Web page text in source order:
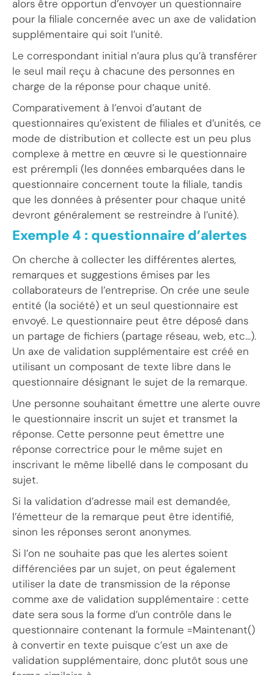
alors être opportun d’envoyer un questionnaire
pour la filiale concernée avec un axe de validation
supplémentaire qui soit l’unité.
Le correspondant initial n’aura plus qu’à transférer
le seul mail reçu à chacune des personnes en
charge de la réponse pour chaque unité.
Comparativement à l’envoi d’autant de
questionnaires qu’existent de filiales et d’unités, ce
mode de distribution et collecte est un peu plus
complexe à mettre en œuvre si le questionnaire
est prérempli (les données embarquées dans le
questionnaire concernent toute la filiale, tandis
que les données à présenter pour chaque unité
devront généralement se restreindre à l’unité).
Exemple 4 : questionnaire d’alertes
On cherche à collecter les différentes alertes,
remarques et suggestions émises par les
collaborateurs de l’entreprise. On crée une seule
entité (la société) et un seul questionnaire est
envoyé. Le questionnaire peut être déposé dans
un partage de fichiers (partage réseau, web, etc…).
Un axe de validation supplémentaire est créé en
utilisant un composant de texte libre dans le
questionnaire désignant le sujet de la remarque.
Une personne souhaitant émettre une alerte ouvre
le questionnaire inscrit un sujet et transmet la
réponse. Cette personne peut émettre une
réponse correctrice pour le même sujet en
inscrivant le même libellé dans le composant du
sujet.
Si la validation d’adresse mail est demandée,
l’émetteur de la remarque peut être identifié,
sinon les réponses seront anonymes.
Si l’on ne souhaite pas que les alertes soient
différenciées par un sujet, on peut également
utiliser la date de transmission de la réponse
comme axe de validation supplémentaire : cette
date sera sous la forme d’un contrôle dans le
questionnaire contenant la formule =Maintenant()
à convertir en texte puisque c’est un axe de
validation supplémentaire, donc plutôt sous une